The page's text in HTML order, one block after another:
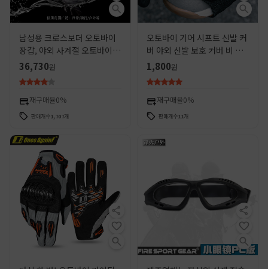
남성용 크로스보더 오토바이
장갑, 야외 사계절 오토바이
경주 장비, 통기성 충격 흡수
보호 오프로드 라이딩 장갑
36,730원
재구매율0%
판매개수1,707개
오토바이 기어 시프트 신발 커
버 야외 신발 보호 커버 비 슬
립 가변 기어 패드 방수 더러운
저항 승마 장비
1,800원
재구매율0%
판매개수11개